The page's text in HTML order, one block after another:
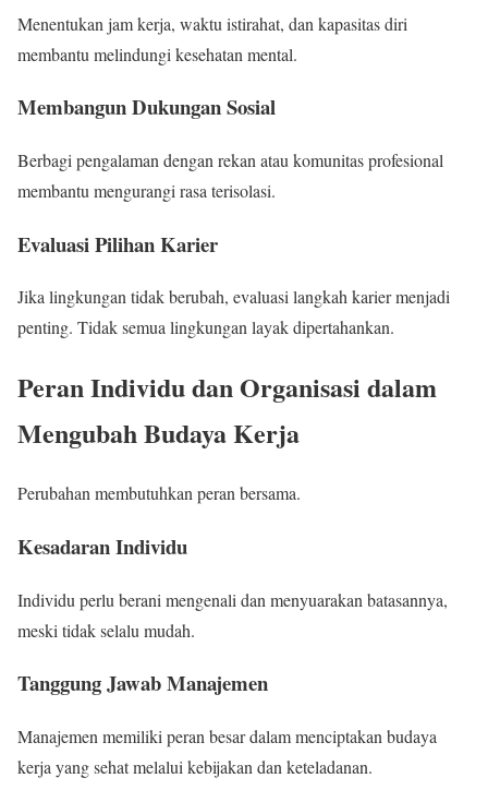
Menentukan jam kerja, waktu istirahat, dan kapasitas diri
membantu melindungi kesehatan mental.
Membangun Dukungan Sosial
Berbagi pengalaman dengan rekan atau komunitas profesional
membantu mengurangi rasa terisolasi.
Evaluasi Pilihan Karier
Jika lingkungan tidak berubah, evaluasi langkah karier menjadi
penting. Tidak semua lingkungan layak dipertahankan.
Peran Individu dan Organisasi dalam
Mengubah Budaya Kerja
Perubahan membutuhkan peran bersama.
Kesadaran Individu
Individu perlu berani mengenali dan menyuarakan batasannya,
meski tidak selalu mudah.
Tanggung Jawab Manajemen
Manajemen memiliki peran besar dalam menciptakan budaya
kerja yang sehat melalui kebijakan dan keteladanan.